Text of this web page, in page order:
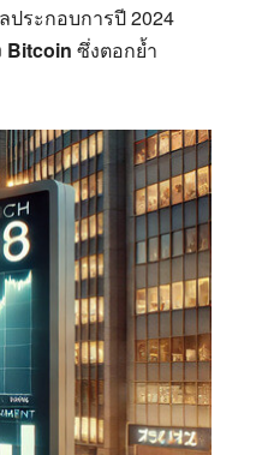
ประกอบการปี 2024
Bitcoin ซึ่งตอกย้ำ